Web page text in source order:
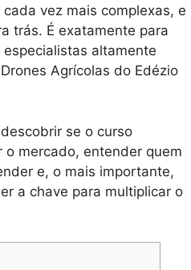
vez mais complexas, e
trás. É exatamente para
altamente
Agrícolas do Edézio
se o curso
o mercado, entender quem
e, o mais importante,
a chave para multiplicar o